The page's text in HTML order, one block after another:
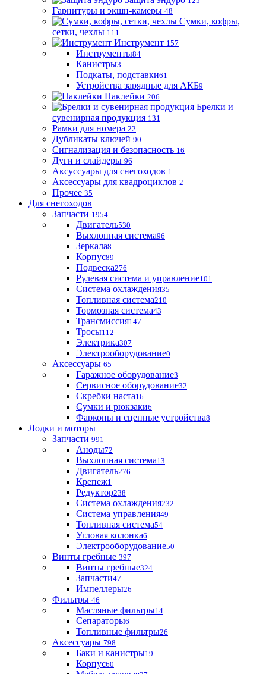
Гарнитуры и экшн-камеры 48
Сумки, кофры,
сетки, чехлы 111
Инструмент 157
Инструменты84
Канистры3
Подкаты, подставки61
Устройства зарядные для АКБ9
Наклейки 206
Брелки и
сувенирная продукция 131
Рамки для номера 22
Дубликаты ключей 90
Сигнализация и безопасность 16
Дуги и слайдеры 96
Аксуссуары для снегоходов 1
Аксессуары для квадроциклов 2
Прочее 35
Для снегоходов
Запчасти 1954
Двигатель530
Выхлопная система96
Зеркала8
Корпус89
Подвеска276
Рулевая система и управление101
Система охлаждения35
Топливная система210
Тормозная система43
Трансмиссия147
Тросы112
Электрика307
Электрооборудование0
Аксессуары 65
Гаражное оборудование3
Сервисное оборудование32
Скребки наста16
Сумки и рюкзаки6
Фаркопы и сцепные устройства8
Лодки и моторы
Запчасти 991
Аноды72
Выхлопная система13
Двигатель276
Крепеж1
Редуктор238
Система охлаждения232
Система управления49
Топливная система54
Угловая колонка6
Электрооборудование50
Винты гребные 397
Винты гребные324
Запчасти47
Импеллеры26
Фильтры 46
Масляные фильтры14
Сепараторы6
Топливные фильтры26
Аксессуары 798
Баки и канистры19
Корпус60